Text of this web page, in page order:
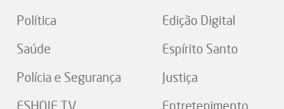
Política
Saúde
Polícia e Segurança
ESHOJE TV
Edição Digital
Espírito Santo
Justiça
Entretenimento